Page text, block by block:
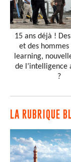
15 ans déjà !
et des hommes
learning,
de
?
LA RUBRIQUE